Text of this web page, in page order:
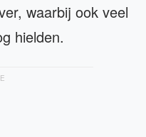
waarbij ook veel
hielden.